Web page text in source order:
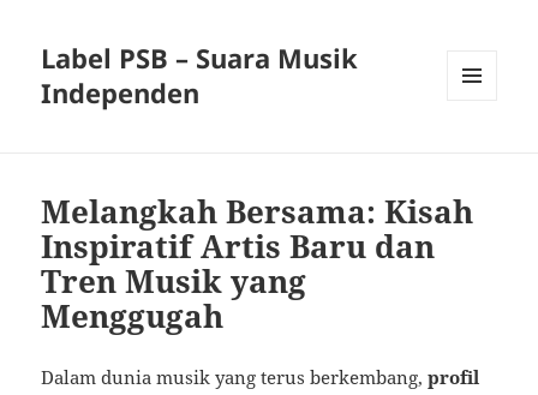
Label PSB – Suara Musik
Independen
Melangkah Bersama: Kisah
Inspiratif Artis Baru dan
Tren Musik yang
Menggugah
Dalam dunia musik yang terus berkembang,profil